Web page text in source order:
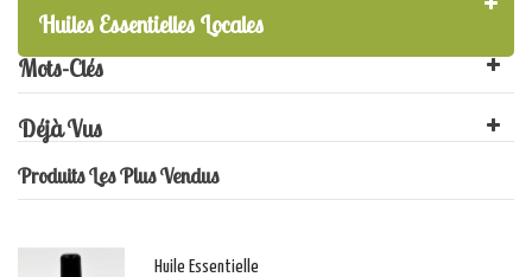
Huiles Essentielles Locales
Mots-Clés
Déjà Vus
Produits Les Plus Vendus
Huile Essentielle